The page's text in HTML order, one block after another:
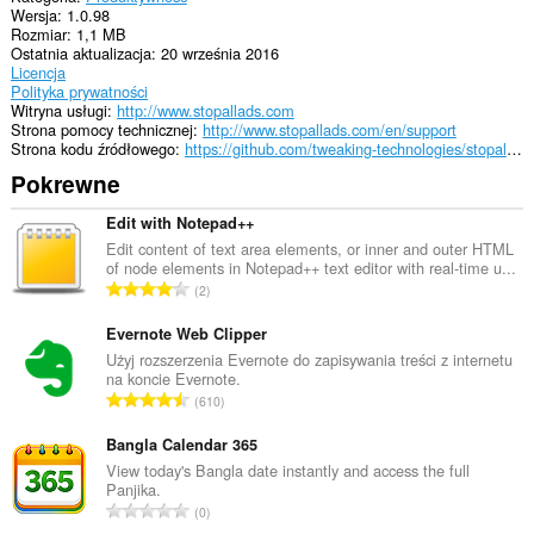
This
extension
can
store
an
unlimited
amount
of
client-
side
data.
Wersja 1.0.98
Rozmiar 1,1 MB
Ostatnia aktualizacja 20 września 2016
Licencja
Polityka prywatności
Witryna usługi http://www.stopallads.com
Strona pomocy technicznej http://www.stopallads.com/en/support
Strona kodu źródłowego
https://github.com/tweaking-technologies/stopallads/tree/master/stopalladsopera
Pokrewne
Edit with Notepad++
Edit content of text area elements, or inner and outer HTML
of node elements in Notepad++ text editor with real-time u...
C
ł
k
o
w
t
a
l
2
Evernote Web Clipper
Użyj rozszerzenia Evernote do zapisywania treści z internetu
na koncie Evernote.
C
ł
k
w
610
Bangla Calendar 365
View today's Bangla date instantly and access the full
Panjika.
C0